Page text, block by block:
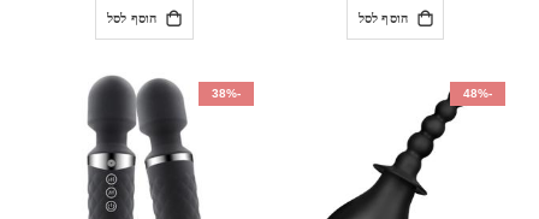
הוסף לסל הוסף לסל
-48%
-38%